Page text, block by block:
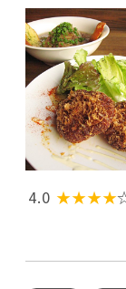
4.0 ★★★★